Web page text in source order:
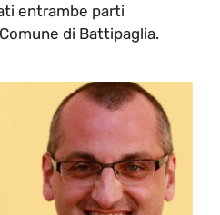
entrambe parti
di Battipaglia.